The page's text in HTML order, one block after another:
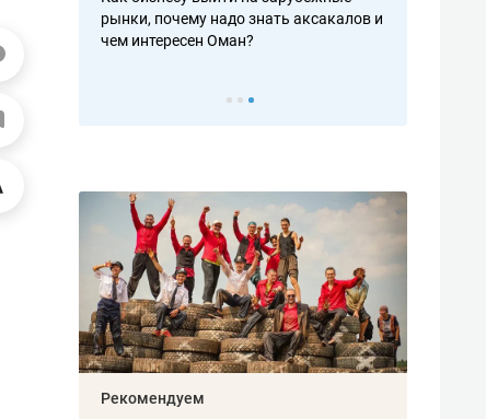
рынки, почему надо знать аксакалов и
чем интересен Оман?
Рекомендуем